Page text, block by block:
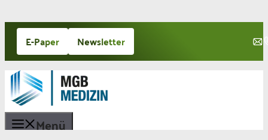
Zum
Inhalt
springen
E-Paper Newsletter
Menü